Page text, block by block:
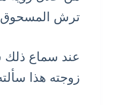
ترش المسحوق
عند سماع ذلك
زوجته هذا